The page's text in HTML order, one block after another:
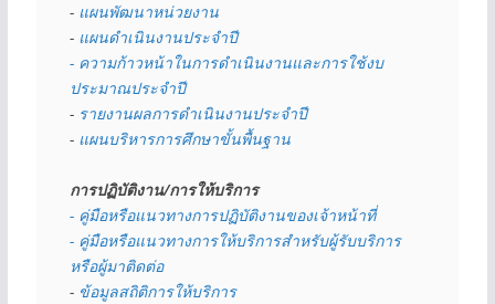
- แผนพัฒนาหน่วยงาน
- แผนดำเนินงานประจำปี
- ความก้าวหน้าในการดำเนินงานและการใช้งบ
ประมาณประจำปี
- รายงานผลการดำเนินงานประจำปี
- แผนบริหารการศึกษาขั้นพื้นฐาน
การปฏิบัติงาน/การให้บริการ
- คู่มือหรือแนวทางการปฏิบัติงานของเจ้าหน้าที่
- คู่มือหรือแนวทางการให้บริการสำหรับผู้รับบริการ
หรือผู้มาติดต่อ
- ข้อมูลสถิติการให้บริการ